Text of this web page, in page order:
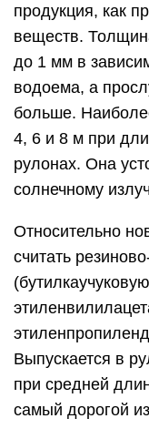
продукция, как
веществ.
до 1 мм в
водоема, а
больше.
4, 6 и 8 м при
рулонах. Она
солнечному
Относительно
считать
Выпускается в
при средней
самый дорогой